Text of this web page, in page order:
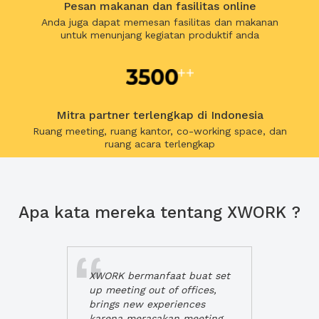
Pesan makanan dan fasilitas online
Anda juga dapat memesan fasilitas dan makanan
untuk menunjang kegiatan produktif anda
Mitra partner terlengkap di Indonesia
Ruang meeting, ruang kantor, co-working space, dan
ruang acara terlengkap
Apa kata mereka tentang XWORK ?
XWORK bermanfaat buat set
up meeting out of offices,
brings new experiences